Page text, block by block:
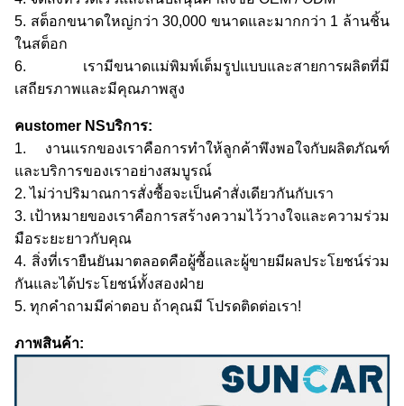
5. สต็อกขนาดใหญ่กว่า 30,000 ขนาดและมากกว่า 1 ล้านชิ้น
ในสต็อก
6. เรามีขนาดแม่พิมพ์เต็มรูปแบบและสายการผลิตที่มี
เสถียรภาพและมีคุณภาพสูง
คustomer NSบริการ:
1. งานแรกของเราคือการทำให้ลูกค้าพึงพอใจกับผลิตภัณฑ์
และบริการของเราอย่างสมบูรณ์
2. ไม่ว่าปริมาณการสั่งซื้อจะเป็นคำสั่งเดียวกันกับเรา
3. เป้าหมายของเราคือการสร้างความไว้วางใจและความร่วม
มือระยะยาวกับคุณ
4. สิ่งที่เรายืนยันมาตลอดคือผู้ซื้อและผู้ขายมีผลประโยชน์ร่วม
กันและได้ประโยชน์ทั้งสองฝ่าย
5. ทุกคำถามมีค่าตอบ ถ้าคุณมี โปรดติดต่อเรา!
ภาพสินค้า: